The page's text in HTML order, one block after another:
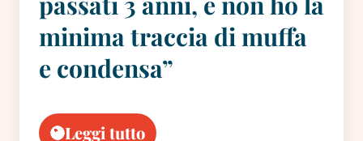
minima traccia di muffa
e condensa”
Leggi tutto